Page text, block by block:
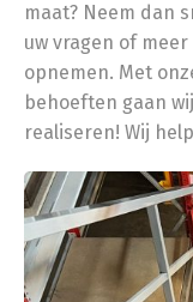
maat? Neem dan
uw vragen of
opnemen. Met
behoeften gaan
realiseren! Wij